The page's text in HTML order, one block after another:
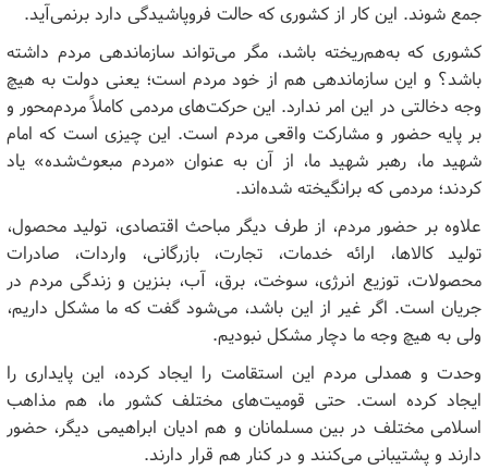
جمع شوند. این‌ کار از کشوری که حالت فروپاشیدگی دارد برنمی‌آید.
کشوری که به‌هم‌ریخته باشد، مگر می‌تواند سازماندهی مردم داشته
باشد؟ و این سازماندهی هم از خود مردم است؛ یعنی دولت به هیچ
وجه دخالتی در این امر ندارد. این حرکت‌های مردمی کاملاً مردم‌محور و
بر پایه حضور و مشارکت واقعی مردم است. این چیزی است که امام
شهید ما، رهبر شهید ما، از آن به عنوان «مردم مبعوث‌شده» یاد
کردند؛ مردمی که برانگیخته شده‌اند.
علاوه بر حضور مردم، از طرف دیگر مباحث اقتصادی، تولید محصول،
تولید کالاها، ارائه خدمات، تجارت، بازرگانی، واردات، صادرات
محصولات، توزیع انرژی، سوخت، برق، آب، بنزین و زندگی مردم در
جریان است. اگر غیر از این باشد، می‌شود گفت که ما مشکل داریم،
ولی به هیچ وجه ما دچار مشکل نبودیم.
وحدت و همدلی مردم این استقامت را ایجاد کرده، این پایداری را
ایجاد کرده است. حتی قومیت‌های مختلف کشور ما، هم مذاهب
اسلامی مختلف در بین مسلمانان و هم ادیان ابراهیمی دیگر، حضور
دارند و پشتیبانی می‌کنند و در کنار هم قرار دارند.